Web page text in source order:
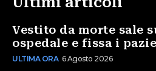
Vestito da morte sale
ospedale e fissa i
ULTIMA ORA 6 Agosto 2026